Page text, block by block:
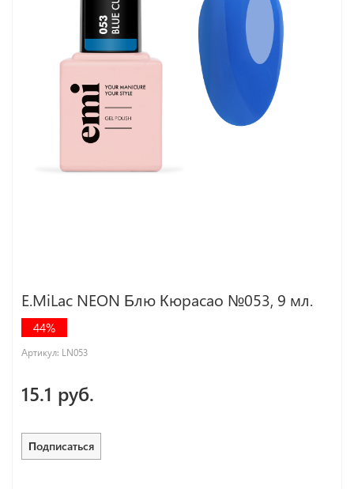
E.MiLac NEON Блю Кюрасао №053, 9 мл.
44%
Артикул: LN053
15.1 руб.
Подписаться